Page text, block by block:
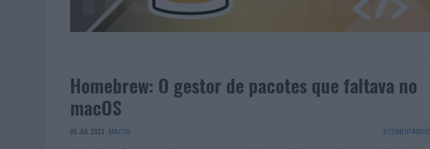
Homebrew: O gestor de pacotes que faltava no
macOS
05 JUL 2023 · MACOS 9 COMENTÁRIOS